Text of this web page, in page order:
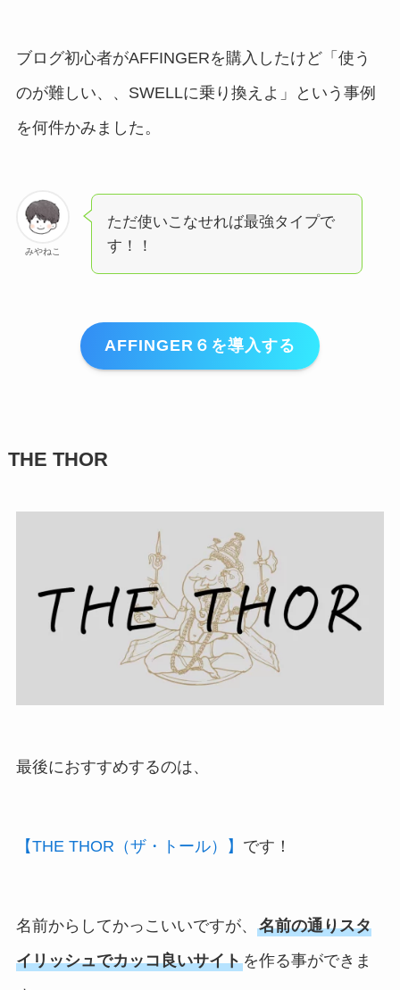
ブログ初心者がAFFINGERを購入したけど「使う
のが難しい、、SWELLに乗り換えよ」という事例
を何件かみました。
みやねこ
ただ使いこなせれば最強タイプで
す！！
AFFINGER６を導入する
THE THOR
最後におすすめするのは、
【THE THOR（ザ・トール）】 です！
名前からしてかっこいいですが、 名前の通りスタ
イリッシュでカッコ良いサイトを作る事ができま